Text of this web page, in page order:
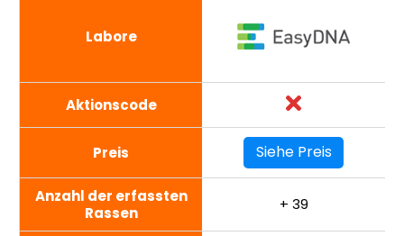
Labore
Aktionscode
Preis Siehe Preis
Anzahl der erfassten
Rassen
+ 39